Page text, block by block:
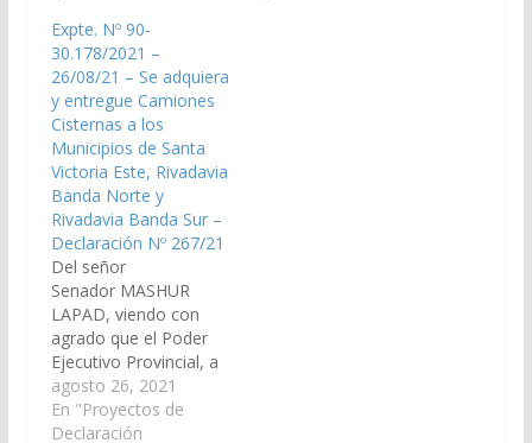
que se adquiera y
entregue Camiones
Cisternas a los
Municipios de Santa
Victoria Este, Rivadavia
Banda Norte y
Rivadavia Banda…
Expte. Nº 90-
30.178/2021 –
26/08/21 – Se adquiera
y entregue Camiones
Cisternas a los
Municipios de Santa
Victoria Este, Rivadavia
Banda Norte y
Rivadavia Banda Sur –
Declaración Nº 267/21
Del señor
Senador MASHUR
LAPAD, viendo con
agrado que el Poder
Ejecutivo Provincial, a
través del Ministerio de
Economía, arbitre las
medidas que resulten
agosto 26, 2021
En "Proyectos de
Declaración